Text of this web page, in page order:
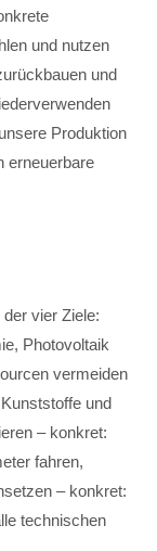
und nutzen
und
Produktion
erneuerbare
vier Ziele:
Photovoltaik
vermeiden
und
– konkret:
fahren,
– konkret:
technischen